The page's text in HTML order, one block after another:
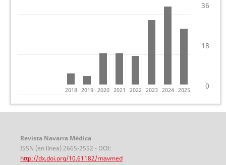
0
36
18
2018 2019 2020 2021 2022 2023 2024 2025
Revista Navarra Médica
ISSN (en línea) 2665-2552 - DOI:
http://dx.doi.org/10.61182/rnavmed